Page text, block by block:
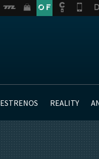
ESTRENOS REALITY